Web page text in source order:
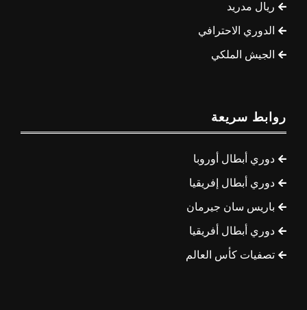
ريال مدريد
الدوري الاحترافي
الجيش الملكي
روابط سريعة
دوري أبطال أوروبا
دوري أبطال إفريقيا
باريس سان جيرمان
دوري أبطال أفريقيا
تصفيات كأس العالم